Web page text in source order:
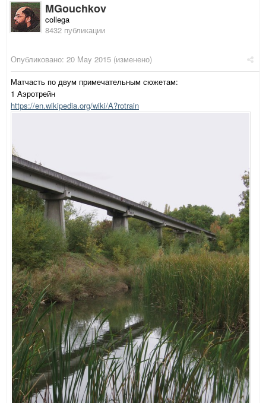
MGouchkov
collega
8432 публикации
Опубликовано: 20 May 2015 (изменено)
Матчасть по двум примечательным сюжетам:
1 Аэротрейн
https://en.wikipedia.org/wiki/A?rotrain